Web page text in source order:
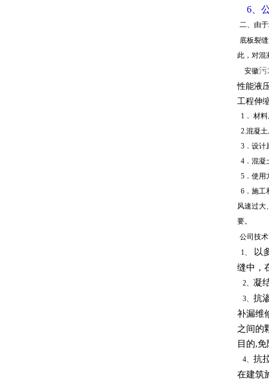
6、
二、由
底板裂
此，对混
安徽污
性能液
工程伸
1． 材
2.混凝
3．设计
4 ．混
5．使用
6．施工
风速过大
要。
公司技
1、
以
缝中，
2、 凝
3、 抗
补漏维
之间的
目的,
4、 抗
在建筑